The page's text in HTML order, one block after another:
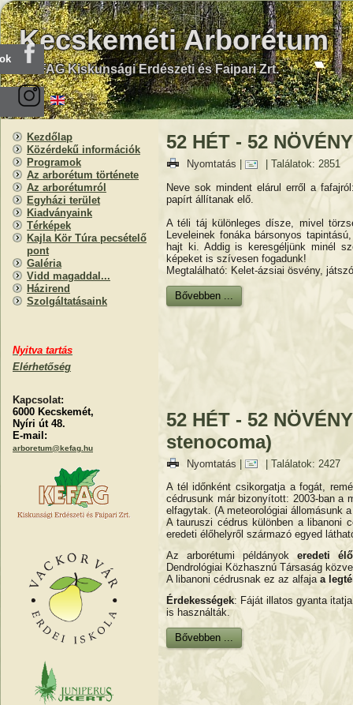
Kecskeméti Arborétum
KEFAG Kiskunsági Erdészeti és Faipari Zrt.
Kezdőlap
Közérdekű információk
Programok
Az arborétum története
Az arborétumról
Egyházi terület
Kiadványaink
Térképek
Kajla Kör Túra pecsételő
pont
Galéria
Vidd magaddal...
Házirend
Szolgáltatásaink
Nyitva tartás
Elérhetőség
Kapcsolat:
6000 Kecskemét,
Nyíri út 48.
E-mail:
arboretum@kefag.hu
52 HÉT - 52
Nyomtatás
| Találatok: 2851
Neve sok mindent elárul erről a
papírt állítanak elő.
A téli táj különleges dísze, mivel
Leveleinek fonáka bársonyos
hajt ki. Addig is keresgéljünk minél
képeket is szívesen fogadunk!
Megtalálható: Kelet-ázsiai ösvény,
Bővebben ...
52 HÉT - 52
stenocoma)
Nyomtatás |
| Találatok: 2427
A tél időnként csikorgatja a fogát,
cédrusunk már bizonyított: 2003-ban a
elfagytak. (A meteorológiai állomásunk
A tauruszi cédrus különben a libanoni
eredeti élőhelyről származó egyed
Az arborétumi példányok eredeti
Dendrológiai Közhasznú Társaság
A libanoni cédrusnak ez az alfaja a
Érdekességek: Fáját illatos gyanta
is használták.
Bővebben ...